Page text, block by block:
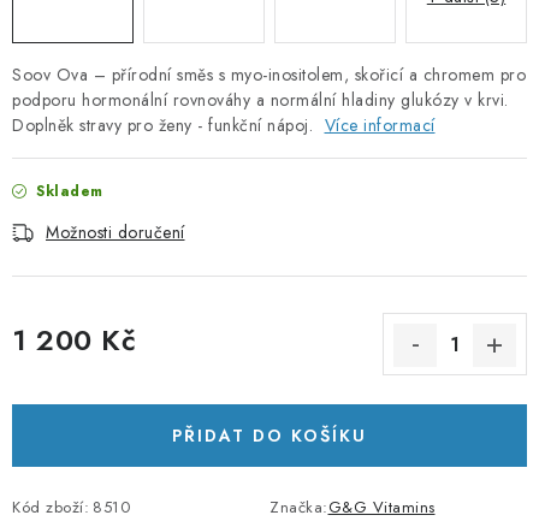
Soov Ova – přírodní směs s myo-inositolem, skořicí a chromem pro
podporu hormonální rovnováhy a normální hladiny glukózy v krvi.
Doplněk stravy pro ženy - funkční nápoj. Více informací
Skladem
Možnosti doručení
1 200 Kč
PŘIDAT DO KOŠÍKU
Kód zboží: 8510 Značka:G&G Vitamins